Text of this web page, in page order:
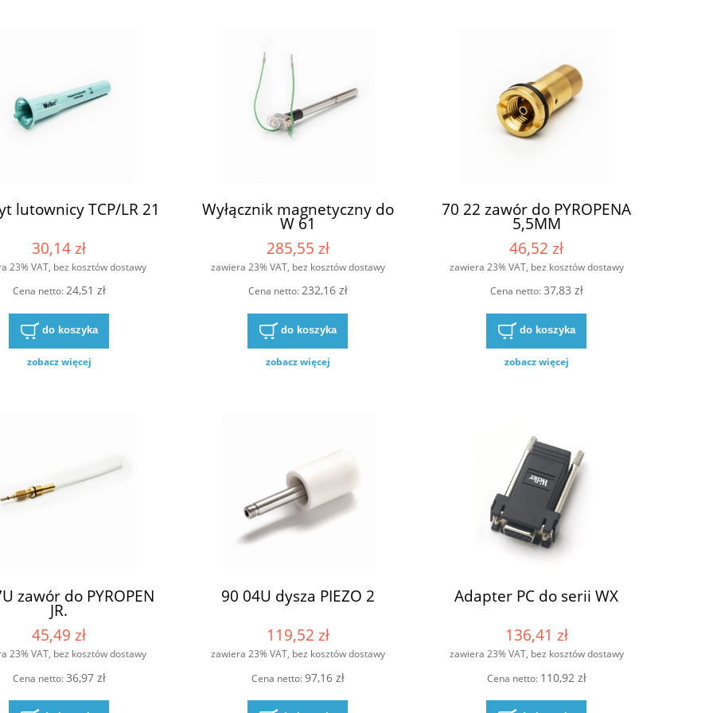
lutownicy TCP/LR 21
30,14 zł
23% VAT, bez kosztów dostawy
Cena netto:24,51 zł
do koszyka
zobacz więcej
Wyłącznik magnetyczny do
W 61
285,55 zł
zawiera 23% VAT, bez kosztów dostawy
Cena netto:232,16 zł
do koszyka
zobacz więcej
70 22 zawór do PYROPENA
5,5MM
46,52 zł
zawiera 23% VAT, bez kosztów dostawy
Cena netto:37,83 zł
do koszyka
zobacz więcej
zawór do PYROPEN
JR.
45,49 zł
23% VAT, bez kosztów dostawy
Cena netto:36,97 zł
90 04U dysza PIEZO 2
119,52 zł
zawiera 23% VAT, bez kosztów dostawy
Cena netto:97,16 zł
Adapter PC do serii WX
136,41 zł
zawiera 23% VAT, bez kosztów dostawy
Cena netto: 110,92 zł